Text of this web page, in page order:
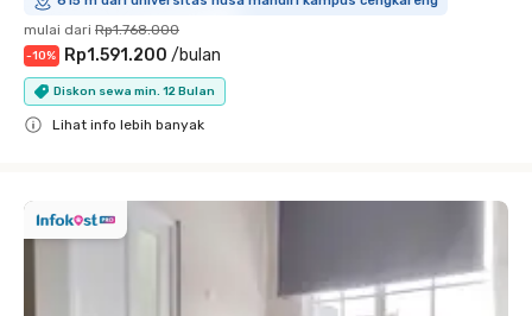
mulai dari Rp1.768.000
-10% Rp1.591.200 /bulan
Diskon sewa min. 12 Bulan
Lihat info lebih banyak